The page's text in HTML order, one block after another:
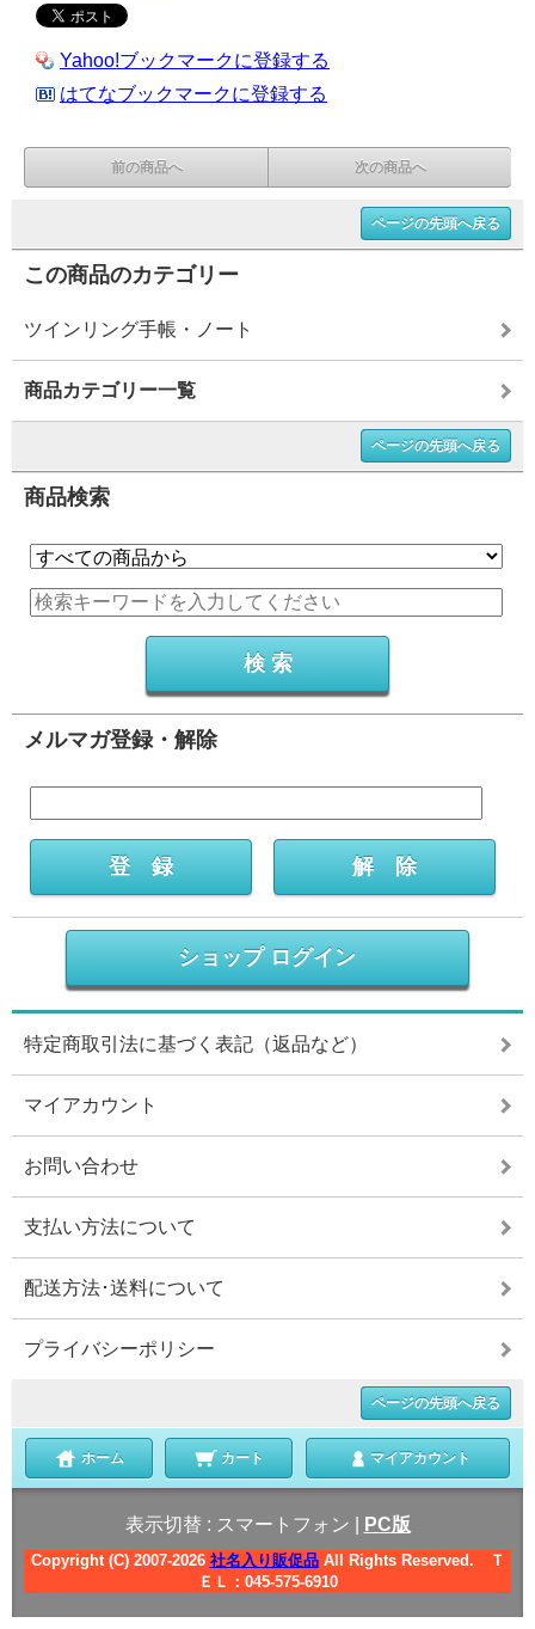
Yahoo!ブックマークに登録する
はてなブックマークに登録する
前の商品へ 次の商品へ
ページの先頭へ戻る
この商品のカテゴリー
ツインリング手帳・ノート
商品カテゴリー一覧
ページの先頭へ戻る
商品検索
メルマガ登録・解除
ショップ ログイン
特定商取引法に基づく表記（返品など）
マイアカウント
お問い合わせ
支払い方法について
配送方法･送料について
プライバシーポリシー
ページの先頭へ戻る
ホーム カート マイアカウント
表示切替 : スマートフォン PC版
Copyright (C) 2007-2026 社名入り販促品All Rights Reserved. Ｔ
ＥＬ：045-575-6910